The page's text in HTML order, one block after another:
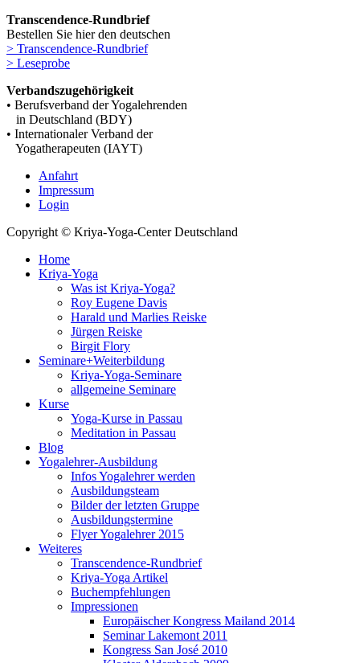
Transcendence-Rundbrief
Bestellen Sie hier den deutschen
> Transcendence-Rundbrief
> Leseprobe
Verbandszugehörigkeit
• Berufsverband der Yogalehrenden
in Deutschland (BDY)
• Internationaler Verband der
Yogatherapeuten (IAYT)
Anfahrt
Impressum
Login
Copyright © Kriya-Yoga-Center Deutschland
Home
Kriya-Yoga
Was ist Kriya-Yoga?
Roy Eugene Davis
Harald und Marlies Reiske
Jürgen Reiske
Birgit Flory
Seminare+Weiterbildung
Kriya-Yoga-Seminare
allgemeine Seminare
Kurse
Yoga-Kurse in Passau
Meditation in Passau
Blog
Yogalehrer-Ausbildung
Infos Yogalehrer werden
Ausbildungsteam
Bilder der letzten Gruppe
Ausbildungstermine
Flyer Yogalehrer 2015
Weiteres
Transcendence-Rundbrief
Kriya-Yoga Artikel
Buchempfehlungen
Impressionen
Europäischer Kongress Mailand 2014
Seminar Lakemont 2011
Kongress San José 2010